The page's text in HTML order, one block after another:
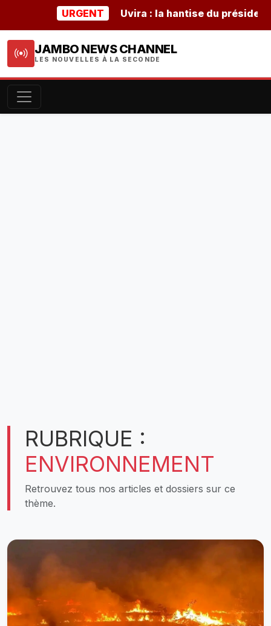
URGENT Uvira : la hantise du président
JAMBO NEWS CHANNEL
LES NOUVELLES À LA SECONDE
RUBRIQUE :
ENVIRONNEMENT
Retrouvez tous nos articles et dossiers sur ce
thème.